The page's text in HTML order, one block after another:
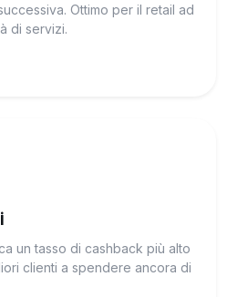
Ottimo per il retail ad
di servizi.
un tasso di cashback più alto
clienti a spendere ancora di